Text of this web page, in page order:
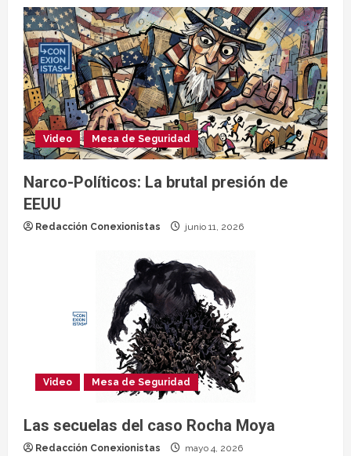
Video Mesa de Seguridad
Narco-Políticos: La brutal presión de
EEUU
Redacción Conexionistas junio 11, 2026
Video Mesa de Seguridad
Las secuelas del caso Rocha Moya
Redacción Conexionistas mayo 4, 2026